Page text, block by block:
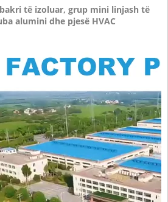
të izoluar, grup mini linjash të
alumini dhe pjesë HVAC